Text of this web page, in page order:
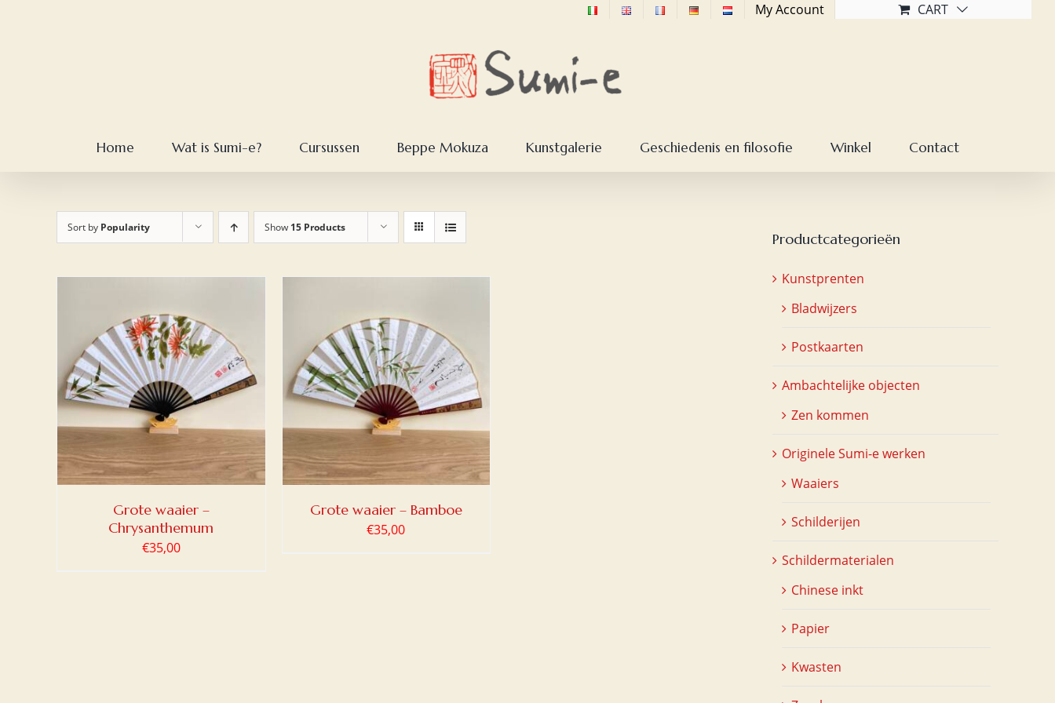
My Account CART
Home Wat is Sumi-e? Cursussen Beppe Mokuza Kunstgalerie Geschiedenis en filosofie Winkel Contact
Sort by Popularity Show 15 Products
Grote waaier –
Chrysanthemum
€35,00
TOEVOEGEN AAN WINKELWAGEN
/
DETAILS
Grote waaier – Bamboe
€35,00
Productcategorieën
Kunstprenten
Bladwijzers
Postkaarten
Ambachtelijke objecten
Zen kommen
Originele Sumi-e werken
Waaiers
Schilderijen
Schildermaterialen
Chinese inkt
Papier
Kwasten